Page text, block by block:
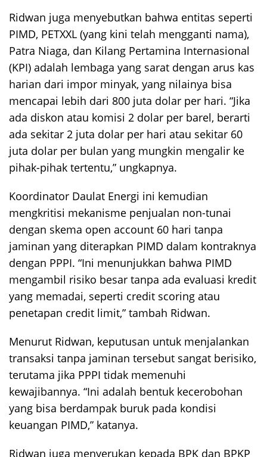
Ridwan juga menyebutkan bahwa entitas seperti
PIMD, PETXXL (yang kini telah mengganti nama),
Patra Niaga, dan Kilang Pertamina Internasional
(KPI) adalah lembaga yang sarat dengan arus kas
harian dari impor minyak, yang nilainya bisa
mencapai lebih dari 800 juta dolar per hari. “Jika
ada diskon atau komisi 2 dolar per barel, berarti
ada sekitar 2 juta dolar per hari atau sekitar 60
juta dolar per bulan yang mungkin mengalir ke
pihak-pihak tertentu,” ungkapnya.
Koordinator Daulat Energi ini kemudian
mengkritisi mekanisme penjualan non-tunai
dengan skema open account 60 hari tanpa
jaminan yang diterapkan PIMD dalam kontraknya
dengan PPPI. “Ini menunjukkan bahwa PIMD
mengambil risiko besar tanpa ada evaluasi kredit
yang memadai, seperti credit scoring atau
penetapan credit limit,” tambah Ridwan.
Menurut Ridwan, keputusan untuk menjalankan
transaksi tanpa jaminan tersebut sangat berisiko,
terutama jika PPPI tidak memenuhi
kewajibannya. “Ini adalah bentuk kecerobohan
yang bisa berdampak buruk pada kondisi
keuangan PIMD,” katanya.
Ridwan juga menyerukan kepada BPK dan BPKP